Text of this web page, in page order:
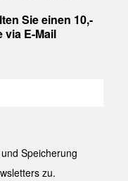
Sie einen 10,-
via E-Mail
Speicherung
zu.